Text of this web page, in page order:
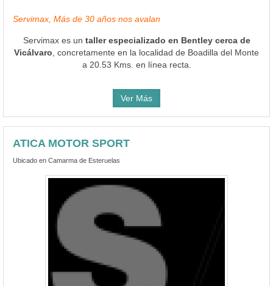
Servimax, Más de 30 años nos avalan
Servimax es un taller especializado en Bentley cerca de
Vicálvaro , concretamente en la localidad de Boadilla del Monte
a 20.53 Kms. en línea recta.
Ver Más
ATICA MOTOR SPORT
Ubicado en Camarma de Esteruelas